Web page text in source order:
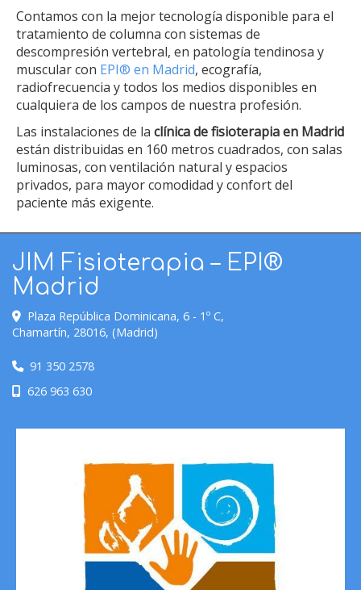
Contamos con la mejor tecnología disponible para el
tratamiento de columna con sistemas de
descompresión vertebral, en patología tendinosa y
muscular con EPI® en Madrid, ecografía,
radiofrecuencia y todos los medios disponibles en
cualquiera de los campos de nuestra profesión.
Las instalaciones de la clínica de fisioterapia en Madrid
están distribuidas en 160 metros cuadrados, con salas
luminosas, con ventilación natural y espacios
privados, para mayor comodidad y confort del
paciente más exigente.
JIM Fisioterapia – EPI®
Madrid
Plaza República Dominicana, 6 - 1º C,
Chamartín, 28016, (Madrid)
91 350 2578
626 963 630